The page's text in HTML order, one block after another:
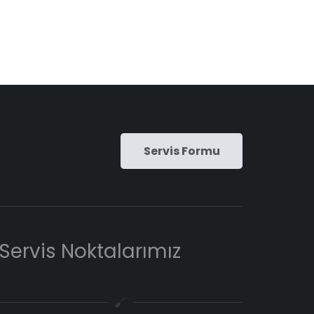
Servis Formu
Servis Noktalarımız